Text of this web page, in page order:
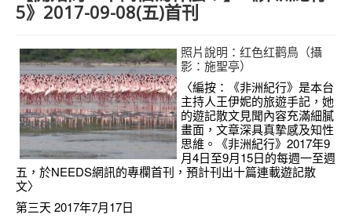
needs 專欄
捐款方式
線上捐款
5》2017-09-08(五)首刊
照片說明：红色红鹳鳥（攝
影： 施聖亭）
〈編按：《非洲紀行》是本台
主持人王伊妮的旅遊手記，她
的遊記散文見聞內容充滿細膩
畫面，文章深具真摯感及知性
思維。《非洲紀行》2017年9
月4日至9月15日的每週一至週
五，於NEEDS網訊的專欄首刊，預計刊出十篇連載遊記散
文〉
第三天 2017年7月17日